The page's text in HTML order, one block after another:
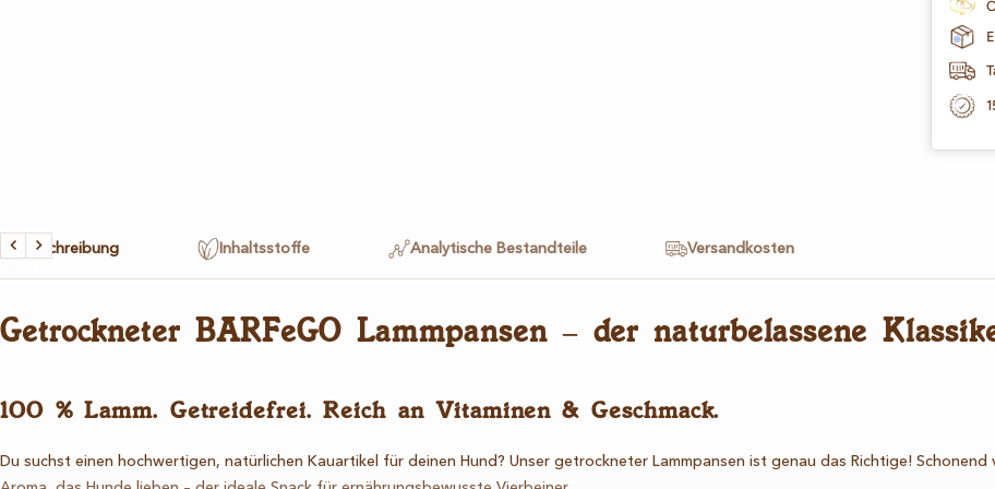
Beschreibung Inhaltsstoffe Analytische Bestandteile Versandkosten
ZurückWeiter
Getrockneter BARFeGO Lammpansen – der naturbelassene
100 % Lamm. Getreidefrei. Reich an Vitaminen & Geschmack.
Du suchst einen hochwertigen, natürlichen Kauartikel für deinen Hund? Unser getrockneter Lammpansen ist genau das Richtige!